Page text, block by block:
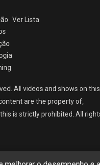
Ver Lista
All videos and shows on
are the property of,
is strictly prohibited. All